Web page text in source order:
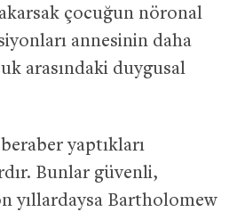
çocuğun nöronal
annesinin daha
arasındaki duygusal
yaptıkları
Bunlar güvenli,
yıllardaysa Bartholomew